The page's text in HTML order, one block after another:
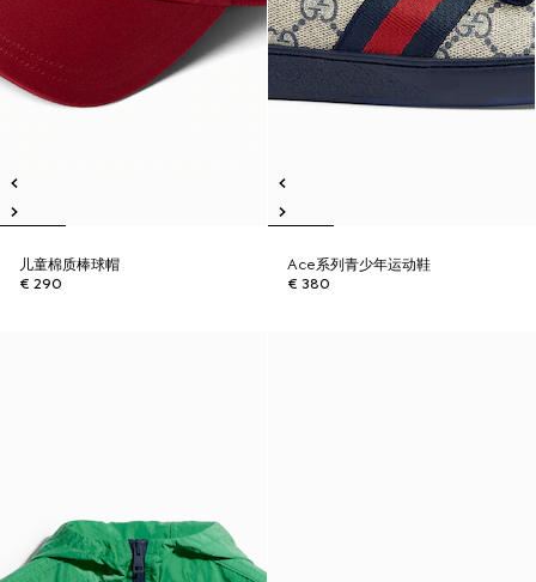
儿童棉质棒球帽
€ 290
Ace系列青少年运动鞋
€ 380